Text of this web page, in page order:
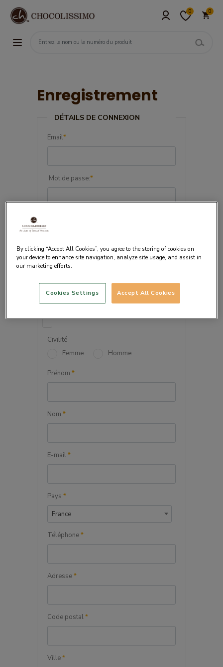
0 0
Enregistrement
DÉTAILS DE CONNEXION
Email*
Mot de passe:*
PERSONNELLES
Civilité
Femme
Homme
Prénom *
Nom *
E-mail*
Pays *
France
Téléphone*
Adresse*
Code postal*
Ville*
By clicking “Accept All Cookies”, you agree to the storing of cookies on
your device to enhance site navigation, analyze site usage, and assist in
our marketing efforts.
Accept All Cookies
Cookies Settings